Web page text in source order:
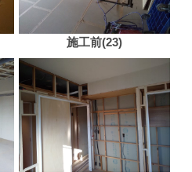
施工前(23)